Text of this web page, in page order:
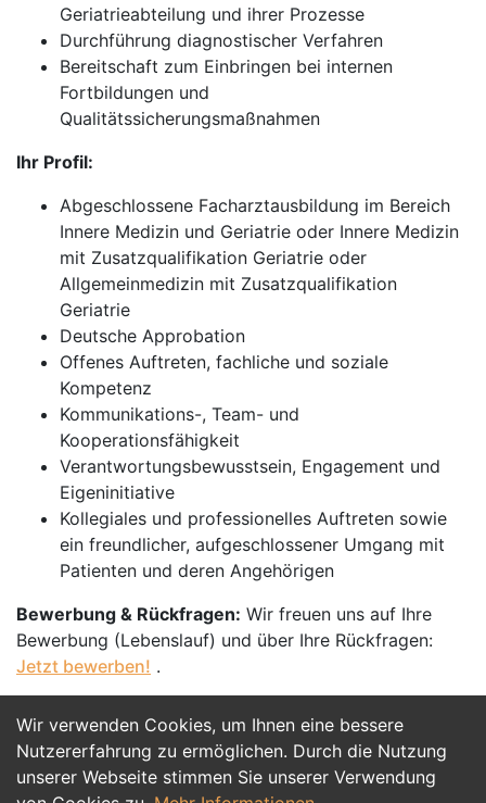
Wir verwenden Cookies, um Ihnen eine bessere
Nutzererfahrung zu ermöglichen. Durch die Nutzung
unserer Webseite stimmen Sie unserer Verwendung
Geriatrieabteilung und ihrer Prozesse
Durchführung diagnostischer Verfahren
Bereitschaft zum Einbringen bei internen
Fortbildungen und
Qualitätssicherungsmaßnahmen
Ihr Profil:
Abgeschlossene Facharztausbildung im Bereich
Innere Medizin und Geriatrie oder Innere Medizin
mit Zusatzqualifikation Geriatrie oder
Allgemeinmedizin mit Zusatzqualifikation
Geriatrie
Deutsche Approbation
Offenes Auftreten, fachliche und soziale
Kompetenz
Kommunikations-, Team- und
Kooperationsfähigkeit
Verantwortungsbewusstsein, Engagement und
Eigeninitiative
Kollegiales und professionelles Auftreten sowie
ein freundlicher, aufgeschlossener Umgang mit
Patienten und deren Angehörigen
Bewerbung & Rückfragen: Wir freuen uns auf Ihre
Bewerbung (Lebenslauf) und über Ihre Rückfragen:
Jetzt bewerben! .
Jetzt Bewerben